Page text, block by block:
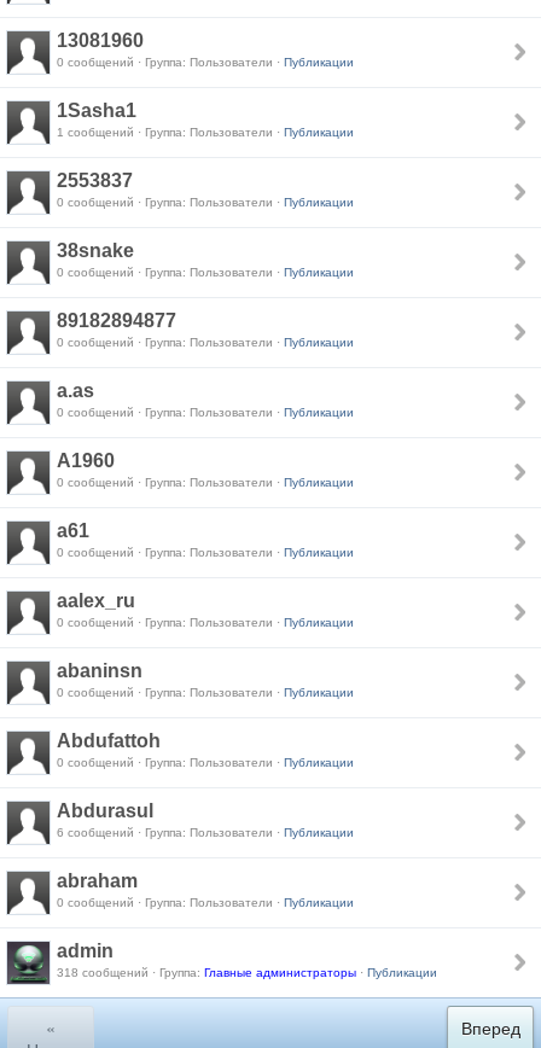
13081960
0 сообщений · Группа: Пользователи · Публикации
1Sasha1
1 сообщений · Группа: Пользователи · Публикации
2553837
0 сообщений · Группа: Пользователи · Публикации
38snake
0 сообщений · Группа: Пользователи · Публикации
89182894877
0 сообщений · Группа: Пользователи · Публикации
a.as
0 сообщений · Группа: Пользователи · Публикации
A1960
0 сообщений · Группа: Пользователи · Публикации
a61
0 сообщений · Группа: Пользователи · Публикации
aalex_ru
0 сообщений · Группа: Пользователи · Публикации
abaninsn
0 сообщений · Группа: Пользователи · Публикации
Abdufattoh
0 сообщений · Группа: Пользователи · Публикации
Abdurasul
6 сообщений · Группа: Пользователи · Публикации
abraham
0 сообщений · Группа: Пользователи · Публикации
admin
318 сообщений · Группа: Главные администраторы · Публикации
«
Вперед